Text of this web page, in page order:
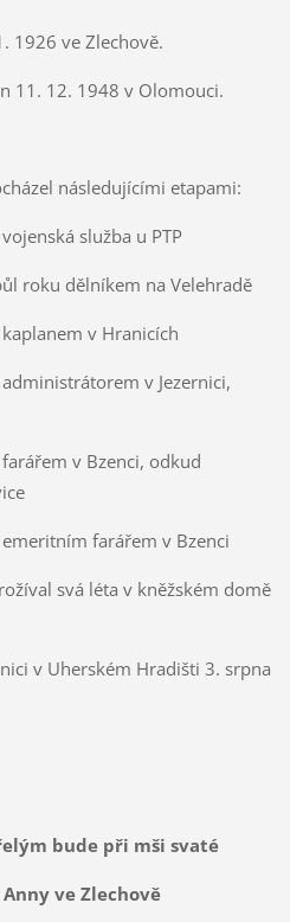
1926 ve Zlechově.
11. 12. 1948 v Olomouci.
následujícími etapami:
služba u PTP
na Velehradě
v Hranicích
v Jezernici,
v Bzenci, odkud
farářem v Bzenci
svá léta v kněžském domě
Hradišti 3. srpna
bude při mši svaté
ve Zlechově